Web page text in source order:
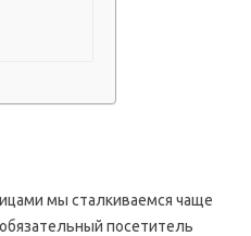
мы сталкиваемся чаще
посетитель